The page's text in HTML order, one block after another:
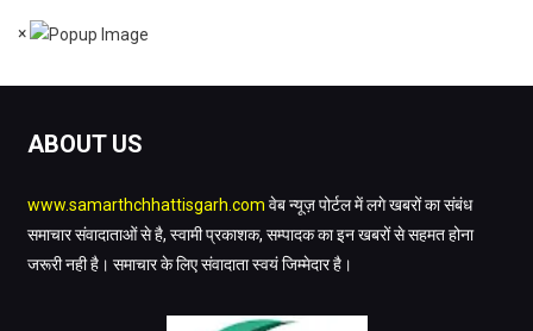
एवं
स्मारकों
का
किया
जाएगा
navigation
×
ABOUT US
www.samarthchhattisgarh.com वेब न्यूज़ पोर्टल में लगे खबरों का संबंध
समाचार संवादाताओं से है, स्वामी प्रकाशक, सम्पादक का इन खबरों से सहमत होना
जरूरी नही है। समाचार के लिए संवादाता स्वयं जिम्मेदार है।